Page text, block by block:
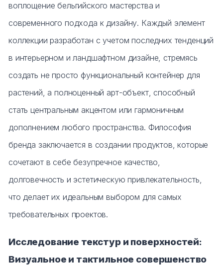
воплощение бельгийского мастерства и
современного подхода к дизайну. Каждый элемент
коллекции разработан с учетом последних тенденций
в интерьерном и ландшафтном дизайне, стремясь
создать не просто функциональный контейнер для
растений, а полноценный арт-объект, способный
стать центральным акцентом или гармоничным
дополнением любого пространства. Философия
бренда заключается в создании продуктов, которые
сочетают в себе безупречное качество,
долговечность и эстетическую привлекательность,
что делает их идеальным выбором для самых
требовательных проектов.
Исследование текстур и поверхностей:
Визуальное и тактильное совершенство